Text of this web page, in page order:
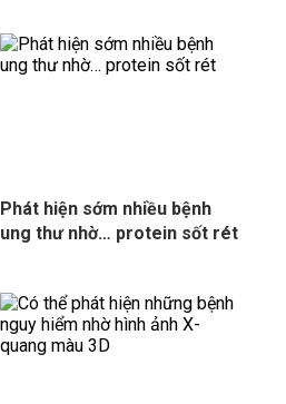
Phát hiện sớm nhiều bệnh
ung thư nhờ… protein sốt rét